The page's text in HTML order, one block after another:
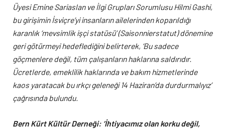
Üyesi Emine Sariaslan ve İlgi Grupları Sorumlusu Hilmi Gashi,
bu girişimin İsviçre’yi insanların ailelerinden koparıldığı
karanlık ‘mevsimlik işçi statüsü’ (Saisonnierstatut) dönemine
geri götürmeyi hedeflediğini belirterek, ‘Bu sadece
göçmenlere değil, tüm çalışanların haklarına saldırıdır.
Ücretlerde, emeklilik haklarında ve bakım hizmetlerinde
kaos yaratacak bu ırkçı geleneği 14 Haziran’da durdurmalıyız’
çağrısında bulundu.
Bern Kürt Kültür Derneği: ‘İhtiyacımız olan korku değil,